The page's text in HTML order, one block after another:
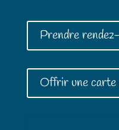
Prendre
Offrir une carte